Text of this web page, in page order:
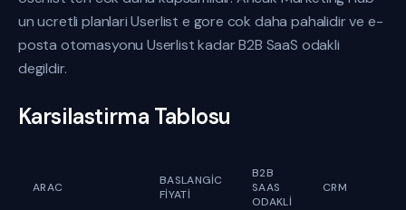
un ucretli planlari Userlist e gore cok daha pahalidir ve e-
posta otomasyonu Userlist kadar B2B SaaS odakli
degildir.
Karsilastirma Tablosu
ARAC
BASLANGIC
FIYATI
B2B
SAAS
ODAKLI
CRM